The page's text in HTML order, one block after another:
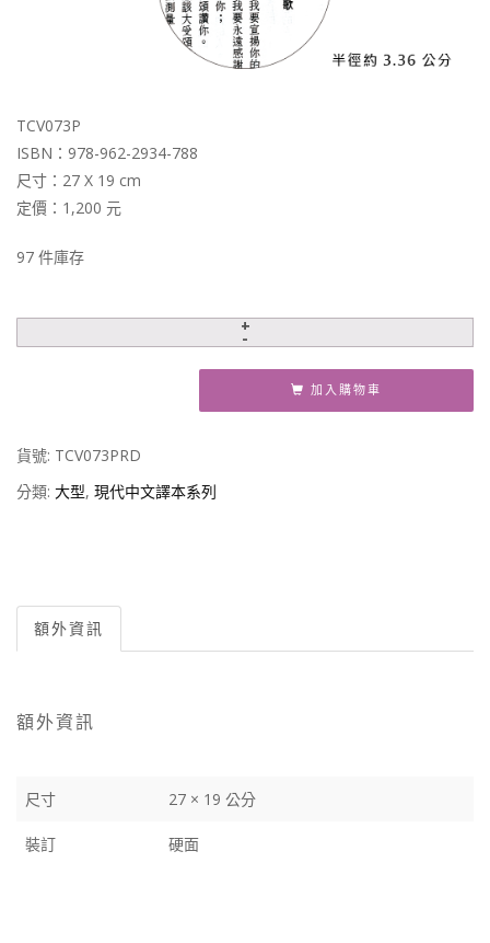
TCV073P
ISBN：978-962-2934-788
尺寸：27 X 19 cm
定價：1,200 元
97 件庫存
加入購物車
貨號: TCV073PRD
分類: 大型, 現代中文譯本系列
額外資訊
額外資訊
尺寸 27 × 19 公分
裝訂 硬面